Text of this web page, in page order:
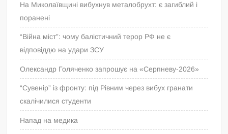
На Миколаївщині вибухнув металобрухт: є загиблий і
поранені
“Війна міст”: чому балістичний терор РФ не є
відповіддю на удари ЗСУ
Олександр Голяченко запрошує на «Серпневу-2026»
“Сувенір” із фронту: під Рівним через вибух гранати
скалічилися студенти
Напад на медика